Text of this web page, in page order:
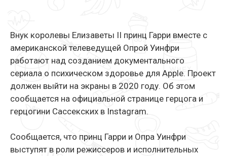
Внук королевы Елизаветы II принц Гарри вместе с
американской телеведущей Опрой Уинфри
работают над созданием документального
сериала о психическом здоровье для Apple. Проект
должен выйти на экраны в 2020 году. Об этом
сообщается на официальной странице герцога и
герцогини Сассекских в Instagram.
Сообщается, что принц Гарри и Опра Уинфри
выступят в роли режиссеров и исполнительных